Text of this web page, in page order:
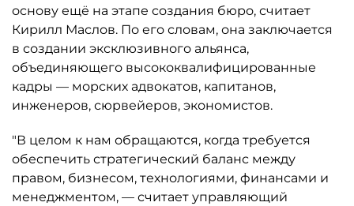
основу ещё на этапе создания бюро, считает
Кирилл Маслов. По его словам, она заключается
в создании эксклюзивного альянса,
объединяющего высококвалифицированные
кадры — морских адвокатов, капитанов,
инженеров, сюрвейеров, экономистов.
"В целом к нам обращаются, когда требуется
обеспечить стратегический баланс между
правом, бизнесом, технологиями, финансами и
менеджментом, — считает управляющий